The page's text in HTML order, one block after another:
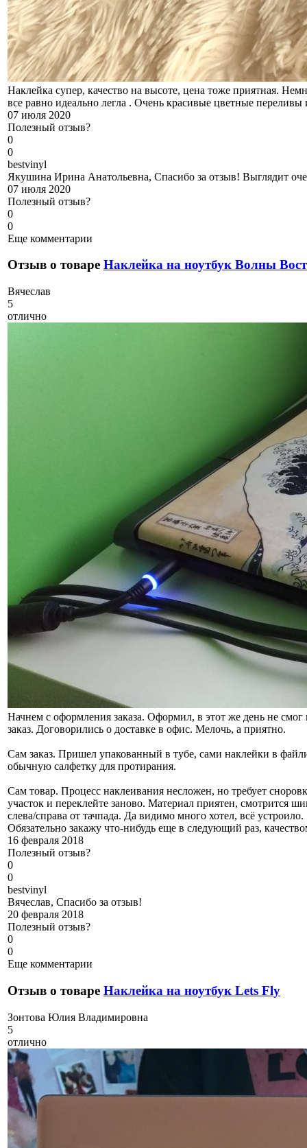
Наклейка супер, качество на высоте, цена тоже приятная.
все равно идеально легла . Очень красивые цветные переливы
07 июля 2020
Полезный отзыв?
0
0
bestvinyl
Якушина Ирина Анатольевна, Спасибо за отзыв! Выглядит
07 июля 2020
Полезный отзыв?
0
0
Еще комментарии
Отзыв о товаре Наклейка на ноутбук Волны
Вячеслав
5
отлично
Начнем с оформления заказа. Оформил, в этот же день не
заказ. Договорились о доставке в офис. Мелочь, а приятно.
Сам заказ. Пришел упакованный в тубе, сами наклейки в
обычную салфетку для протирания.
Сам товар. Процесс наклеивания несложен, но требует
участок и переклейте заново. Материал приятен, смотрится
слева/справа от тачпада. Да видимо много хотел, всё устроило.
Обязательно закажу что-нибудь еще в следующий раз,
16 февраля 2018
Полезный отзыв?
0
0
bestvinyl
Вячеслав, Спасибо за отзыв!
20 февраля 2018
Полезный отзыв?
0
0
Еще комментарии
Отзыв о товаре Наклейка на ноутбук Lets Fly
Зонтова Юлия Владимировна
5
отлично